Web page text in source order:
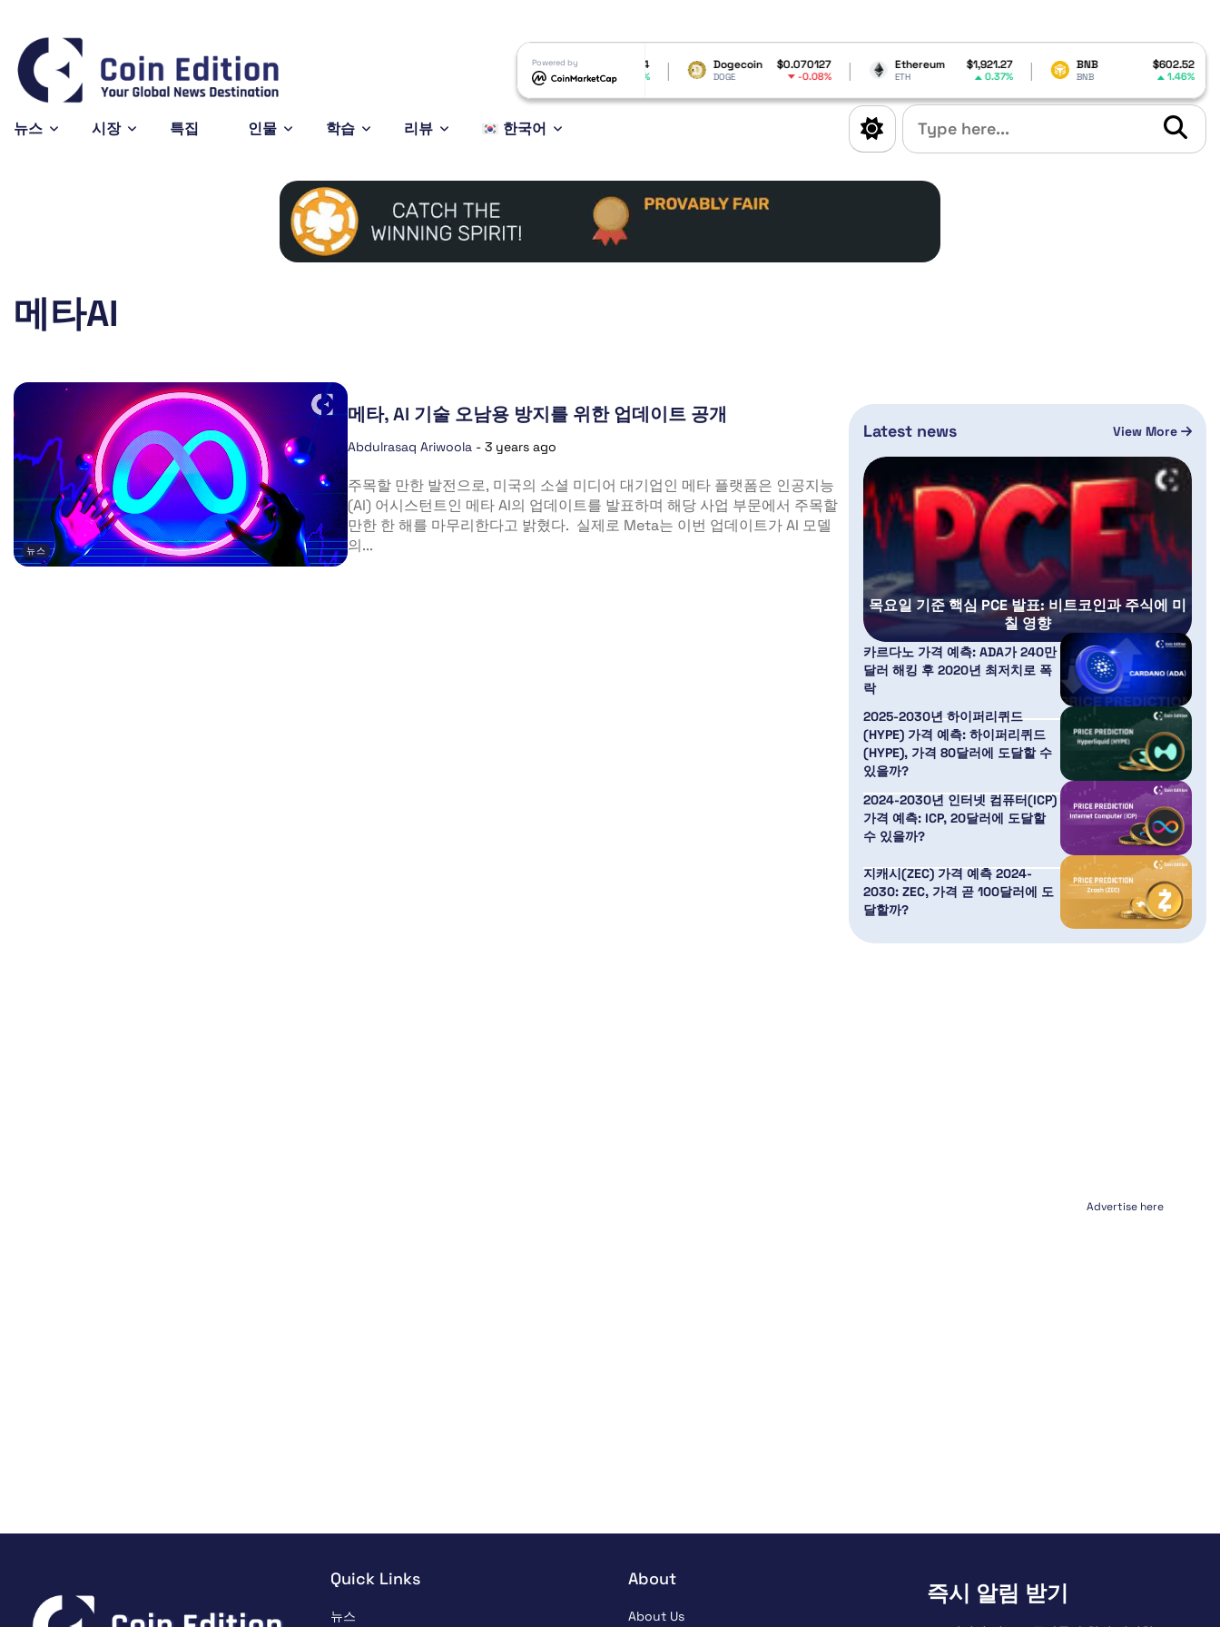
Powered by
0.22%
Dogecoin $0.070127
DOGE -0.08%
Ethereum $1,921.27 BNB $602.52
BNB
뉴스 시장 특집 인물 학습 리뷰 한국어
메타AI
뉴스
메타, AI 기술 오남용 방지를 위한 업데이트 공개
Abdulrasaq Ariwoola - 3 years ago
주목할 만한 발전으로, 미국의 소셜 미디어 대기업인 메타 플랫폼은 인공지능
(AI) 어시스턴트인 메타 AI의 업데이트를 발표하며 해당 사업 부문에서 주목할
만한 한 해를 마무리한다고 밝혔다. 실제로 Meta는 이번 업데이트가 AI 모델
의...
Latest news View More
목요일 기준 핵심 PCE 발표: 비트코인과 주식에 미
칠 영향
카르다노 가격 예측: ADA가 240만
달러 해킹 후 2020년 최저치로 폭
락
2025-2030년 하이퍼리퀴드
(HYPE) 가격 예측: 하이퍼리퀴드
(HYPE), 가격 80달러에 도달할 수
있을까?
2024-2030년 인터넷 컴퓨터(ICP)
가격 예측: ICP, 20달러에 도달할
수 있을까?
지캐시(ZEC) 가격 예측 2024-
2030: ZEC, 가격 곧 100달러에 도
달할까?
Advertise here
Quick Links
뉴스
About
About Us
즉시 알림 받기